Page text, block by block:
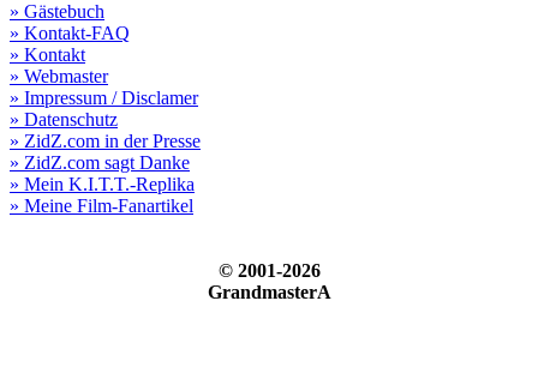
» Gästebuch
» Kontakt-FAQ
» Kontakt
» Webmaster
» Impressum / Disclamer
» Datenschutz
» ZidZ.com in der Presse
» ZidZ.com sagt Danke
» Mein K.I.T.T.-Replika
» Meine Film-Fanartikel
© 2001-2026
GrandmasterA